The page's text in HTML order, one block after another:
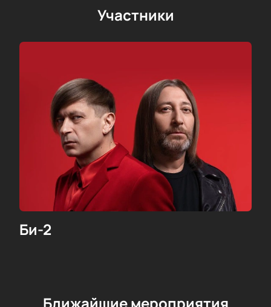
Участники
Би-2